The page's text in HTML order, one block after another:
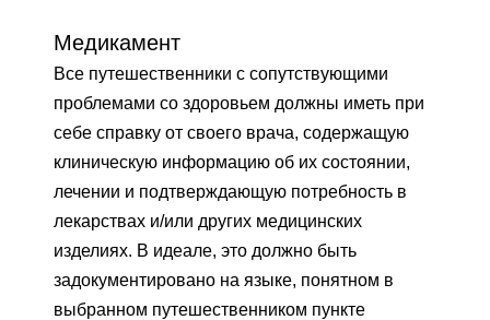
Медикамент
Все путешественники с сопутствующими
проблемами со здоровьем должны иметь при
себе справку от своего врача, содержащую
клиническую информацию об их состоянии,
лечении и подтверждающую потребность в
лекарствах и/или других медицинских
изделиях. В идеале, это должно быть
задокументировано на языке, понятном в
выбранном путешественником пункте